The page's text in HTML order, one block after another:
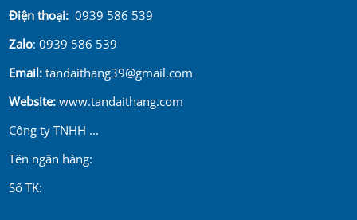
Điện thoại: 0939 586 539
Zalo: 0939 586 539
Email:tandaithang39@gmail.com
Website:www.tandaithang.com
Công ty TNHH ...
Tên ngân hàng:
Số TK: